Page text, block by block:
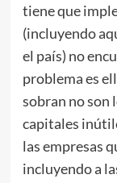
tiene que
(incluyendo
el país) no
problema es
sobran no son
capitales
las empresas
incluyendo a